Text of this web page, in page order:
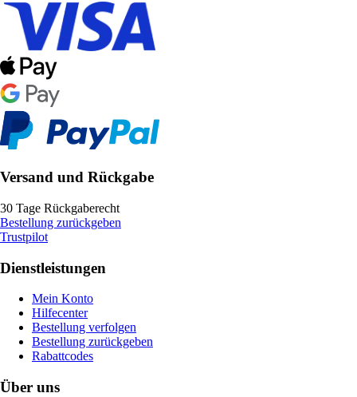
Versand und Rückgabe
30 Tage Rückgaberecht
Bestellung zurückgeben
Trustpilot
Dienstleistungen
Mein Konto
Hilfecenter
Bestellung verfolgen
Bestellung zurückgeben
Rabattcodes
Über uns